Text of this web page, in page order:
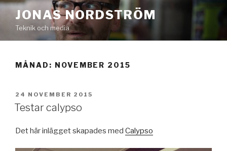
Hoppa
innehåll
JONAS NORDSTRÖM
Teknik och media
MÅNAD: NOVEMBER 2015
PUBLICERAT
24 NOVEMBER 2015
Testar calypso
Det här inlägget skapades med Calypso